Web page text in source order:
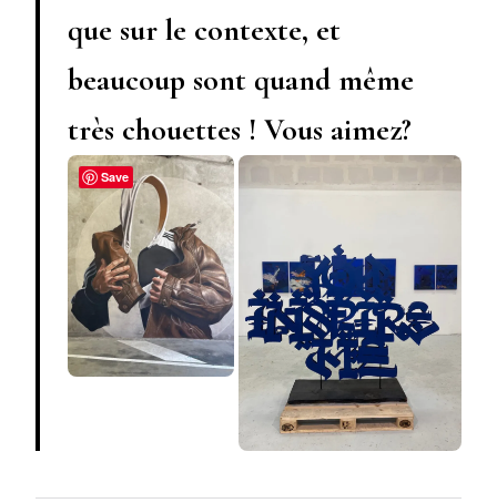
que sur le contexte, et
beaucoup sont quand même
très chouettes ! Vous aimez?
Save